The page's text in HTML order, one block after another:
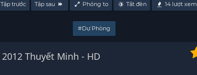
Tập trước Tập sau Phóng to Tắt đèn 14lượt xem
#Dự Phòng
Watch Du Học Sinh Zero 2012 Thuyết Minh - HD